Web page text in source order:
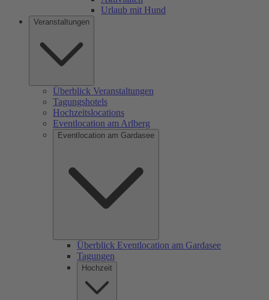
Urlaub mit Hund
Veranstaltungen
Überblick Veranstaltungen
Tagungshotels
Hochzeitslocations
Eventlocation am Arlberg
Eventlocation am Gardasee
Überblick Eventlocation am Gardasee
Tagungen
Hochzeit